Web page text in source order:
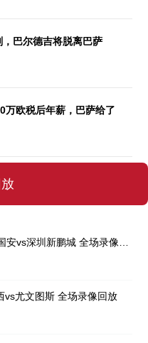
巴尔德吉将脱离巴萨
万欧税后年薪，巴萨给了
vs尤文图斯 全场录像回放